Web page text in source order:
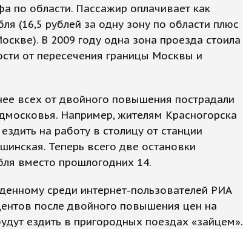
по области. Пассажир оплачивает как
(16,5 рублей за одну зону по области плюс
В 2009 году одна зона проезда стоила
от пересечения границы Москвы и
всех от двойного повышения пострадали
Например, жителям Красногорска
на работу в столицу от станции
Теперь всего две остановки
вместо прошлогодних 14.
среди интернет-пользователей РИА
после двойного повышения цен на
ездить в пригородных поездах «зайцем».